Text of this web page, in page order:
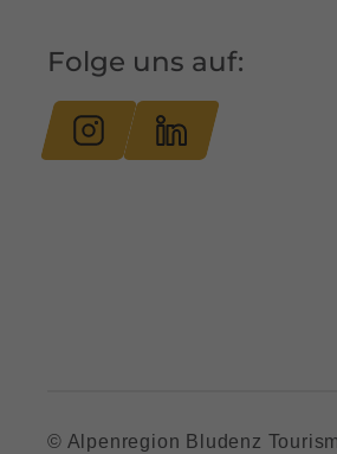
Folge uns auf:
© Alpenregion Bludenz